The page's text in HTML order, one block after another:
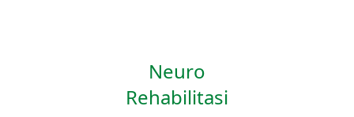
Neuro
Rehabilitasi